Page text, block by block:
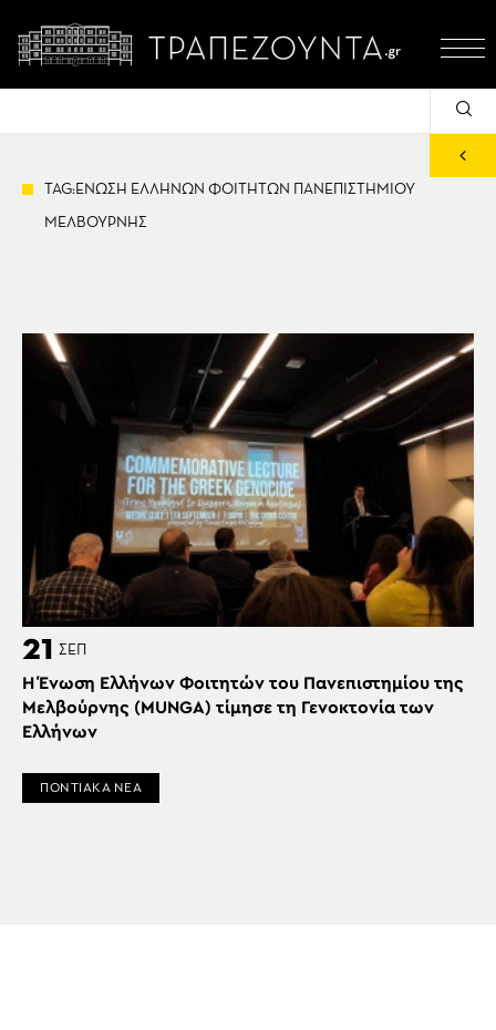
TAG:ΕΝΩΣΗ ΕΛΛΗΝΩΝ ΦΟΙΤΗΤΩΝ ΠΑΝΕΠΙΣΤΗΜΙΟΥ
ΜΕΛΒΟΥΡΝΗΣ
21 ΣΕΠ
H Ένωση Ελλήνων Φοιτητών του Πανεπιστημίου της
Μελβούρνης (MUNGA) τίμησε τη Γενοκτονία των
Ελλήνων
ΠΟΝΤΙΑΚΑ ΝΕΑ